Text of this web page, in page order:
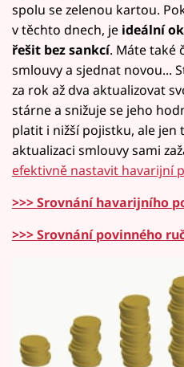
spolu se zelenou kartou.
v těchto dnech, je ideální
řešit bez sankcí. Máte také
smlouvy a sjednat novou...
za rok až dva aktualizovat
stárne a snižuje se jeho
platit i nižší pojistku, ale jen
aktualizaci smlouvy sami
efektivně nastavit havarijní
>>> Srovnání havarijního
>>> Srovnání povinného